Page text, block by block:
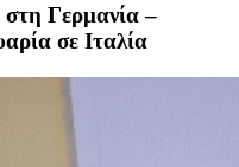
στη Γερμανία –
σε Ιταλία